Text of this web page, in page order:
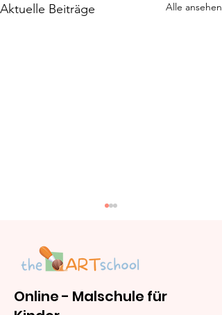
Aktuelle Beiträge Alle ansehen
Online - Malschule für